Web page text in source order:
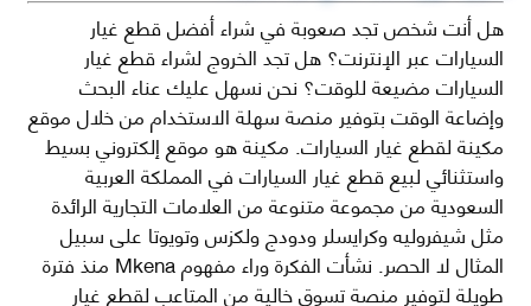
هل أنت شخص تجد صعوبة في شراء أفضل قطع غيار
السيارات عبر الإنترنت؟ هل تجد الخروج لشراء قطع غيار
السيارات مضيعة للوقت؟ نحن نسهل عليك عناء البحث
وإضاعة الوقت بتوفير منصة سهلة الاستخدام من خلال موقع
مكينة لقطع غيار السيارات. مكينة هو موقع إلكتروني بسيط
واستثنائي لبيع قطع غيار السيارات في المملكة العربية
السعودية من مجموعة متنوعة من العلامات التجارية الرائدة
مثل شيفروليه وكرايسلر ودودج ولكزس وتويوتا على سبيل
المثال لا الحصر. نشأت الفكرة وراء مفهوم Mkena منذ فترة
طويلة لتوفير منصة تسوق خالية من المتاعب لقطع غيار